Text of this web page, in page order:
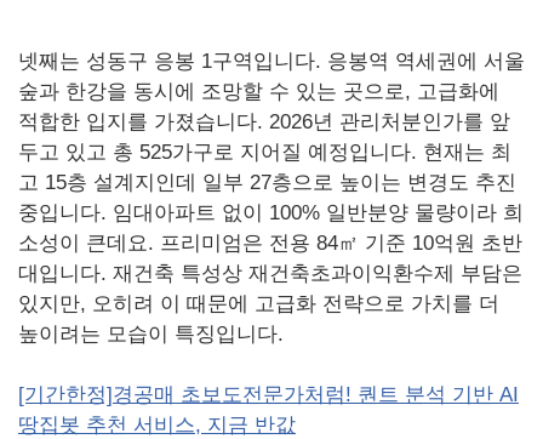
넷째는 성동구 응봉 1구역입니다. 응봉역 역세권에 서울
숲과 한강을 동시에 조망할 수 있는 곳으로, 고급화에
적합한 입지를 가졌습니다. 2026년 관리처분인가를 앞
두고 있고 총 525가구로 지어질 예정입니다. 현재는 최
고 15층 설계지인데 일부 27층으로 높이는 변경도 추진
중입니다. 임대아파트 없이 100% 일반분양 물량이라 희
소성이 큰데요. 프리미엄은 전용 84㎡ 기준 10억원 초반
대입니다. 재건축 특성상 재건축초과이익환수제 부담은
있지만, 오히려 이 때문에 고급화 전략으로 가치를 더
높이려는 모습이 특징입니다.
[기간한정]경공매 초보도전문가처럼! 퀀트 분석 기반 AI
땅집봇 추천 서비스, 지금 반값